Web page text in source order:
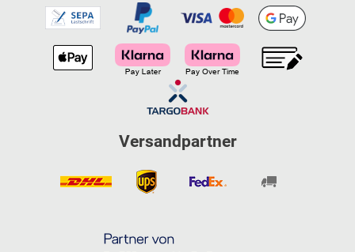
Versandpartner